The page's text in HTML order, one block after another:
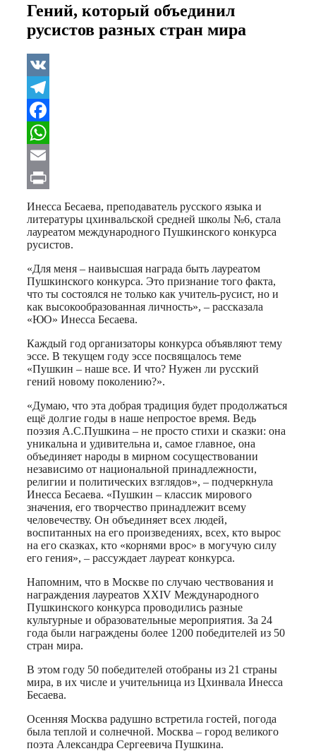
Гений, который объединил
русистов разных стран мира
VK
Telegram
Facebook
WhatsApp
Email
Print
Инесса Бесаева, преподаватель русского языка и
литературы цхинвальской средней школы №6, стала
лауреатом международного Пушкинского конкурса
русистов.
«Для меня – наивысшая награда быть лауреатом
Пушкинского конкурса. Это признание того факта,
что ты состоялся не только как учитель-русист, но и
как высокообразованная личность», – рассказала
«ЮО» Инесса Бесаева.
Каждый год организаторы конкурса объявляют тему
эссе. В текущем году эссе посвящалось теме
«Пушкин – наше все. И что? Нужен ли русский
гений новому поколению?».
«Думаю, что эта добрая традиция будет продолжаться
ещё долгие годы в наше непростое время. Ведь
поэзия А.С.Пушкина – не просто стихи и сказки: она
уникальна и удивительна и, самое главное, она
объединяет народы в мирном сосуществовании
независимо от национальной принадлежности,
религии и политических взглядов», – подчеркнула
Инесса Бесаева. «Пушкин – классик мирового
значения, его творчество принадлежит всему
человечеству. Он объединяет всех людей,
воспитанных на его произведениях, всех, кто вырос
на его сказках, кто «корнями врос» в могучую силу
его гения», – рассуждает лауреат конкурса.
Напомним, что в Москве по случаю чествования и
награждения лауреатов ХХIV Международного
Пушкинского конкурса проводились разные
культурные и образовательные мероприятия. За 24
года были награждены более 1200 победителей из 50
стран мира.
В этом году 50 победителей отобраны из 21 страны
мира, в их числе и учительница из Цхинвала Инесса
Бесаева.
Осенняя Москва радушно встретила гостей, погода
была теплой и солнечной. Москва – город великого
поэта Александра Сергеевича Пушкина.